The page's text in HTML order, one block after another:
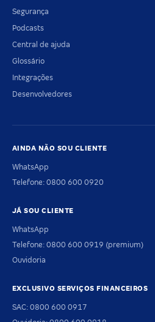
Segurança
Podcasts
Central de ajuda
Glossário
Integrações
Desenvolvedores
AINDA NÃO SOU CLIENTE
WhatsApp
Telefone: 0800 600 0920
JÁ SOU CLIENTE
WhatsApp
Telefone: 0800 600 0919 (premium)
Ouvidoria
EXCLUSIVO SERVIÇOS FINANCEIROS
SAC: 0800 600 0917